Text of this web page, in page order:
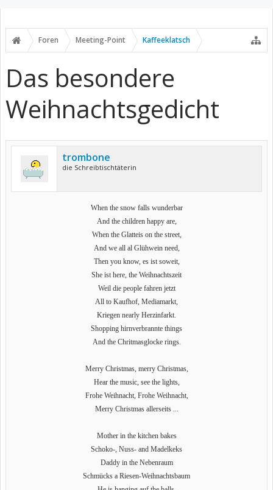
Foren Meeting-Point Kaffeeklatsch
Das besondere
Weihnachtsgedicht
trombone
die Schreibtischtäterin
When the snow falls wunderbar
And the children happy are,
When the Glatteis on the street,
And we all al Glühwein need,
Then you know, es ist soweit,
She ist here, the Weihnachtszeit
Weil die people fahren jetzt
All to Kaufhof, Mediamarkt,
Kriegen nearly Herzinfarkt.
Shopping hirnverbrannte things
And the Chritmasglocke rings.
Merry Christmas, merry Christmas,
Hear the music, see the lights,
Frohe Weihnacht, Frohe Weihnacht,
Merry Christmas allerseits ...
Mother in the kitchen bakes
Schoko-, Nuss- and Madelkeks
Daddy in the Nebenraum
Schmücks a Riesen-Weihnachtsbaum